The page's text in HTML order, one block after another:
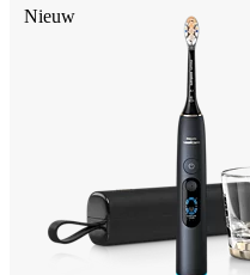
Nieuw